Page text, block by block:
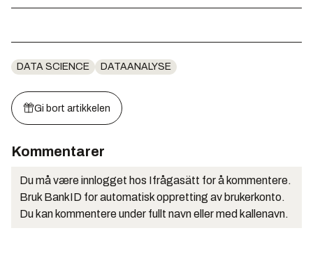
DATA SCIENCE DATAANALYSE
Gi bort artikkelen
Kommentarer
Du må være innlogget hos Ifrågasätt for å kommentere.
Bruk BankID for automatisk oppretting av brukerkonto.
Du kan kommentere under fullt navn eller med kallenavn.